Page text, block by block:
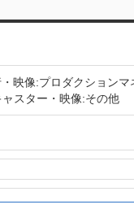
映像:プロダクションマ
スター・映像:その他